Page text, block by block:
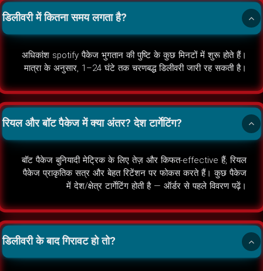
डिलीवरी में कितना समय लगता है?
अधिकांश spotify पैकेज भुगतान की पुष्टि के कुछ मिनटों में शुरू होते हैं।
मात्रा के अनुसार, 1–24 घंटे तक चरणबद्ध डिलीवरी जारी रह सकती है।
रियल और बॉट पैकेज में क्या अंतर? देश टार्गेटिंग?
बॉट पैकेज बुनियादी मेट्रिक के लिए तेज़ और किफत-effective हैं; रियल
पैकेज प्राकृतिक सत्र और बेहत रिटेंशन पर फोकस करते हैं। कुछ पैकेज
में देश/क्षेत्र टार्गेटिंग होती है — ऑर्डर से पहले विवरण पढ़ें।
डिलीवरी के बाद गिरावट हो तो?